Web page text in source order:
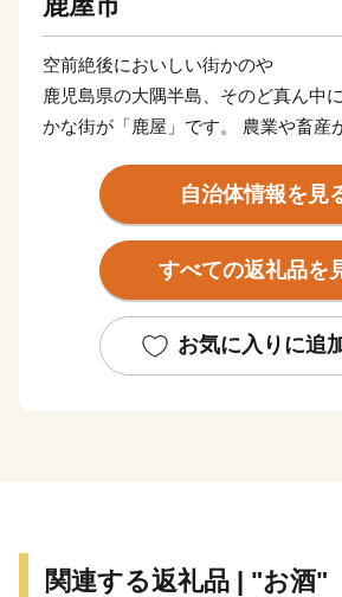
空前絶後においしい街かのや
鹿児島県の大隅半島、そのど真ん中
かな街が「鹿屋」です。 農業や畜産
「おいしい」ふるさと納税の返礼品
た、その暮らしやすさから、人口10
特殊出生率１位、学校や病院も充実
す場所としても、おいしい街です。
黒豚を中心とした農畜産物をお礼の
たします。
自治体情報を見
すべての返礼品を
お気に入りに追
関連する返礼品 | "お酒"